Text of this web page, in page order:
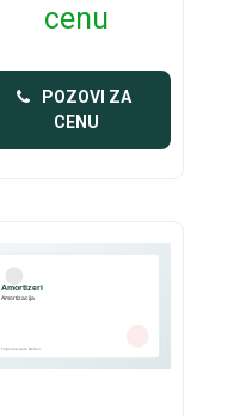
cenu
POZOVI ZA
CENU